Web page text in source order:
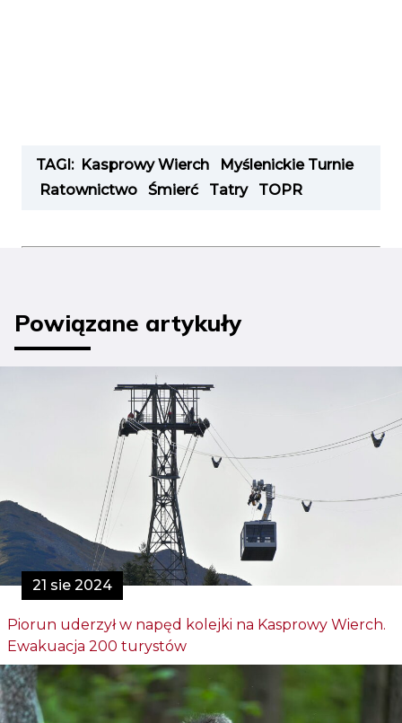
TAGI: Kasprowy Wierch
Myślenickie Turnie
Ratownictwo
Śmierć Tatry TOPR
Powiązane artykuły
21 sie 2024
Piorun uderzył w napęd kolejki na Kasprowy Wierch.
Ewakuacja 200 turystów